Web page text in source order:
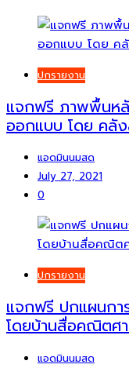
ปกรายงาน
แจกฟรี ภาพพื้นห
ออกแบบ โดย คลั
แอดมินนมสด
July 27, 2021
0
ปกรายงาน
แจกฟรี ปกแผนกา
โดยบ้านสื่อคณิตศ
แอดมินนมสด